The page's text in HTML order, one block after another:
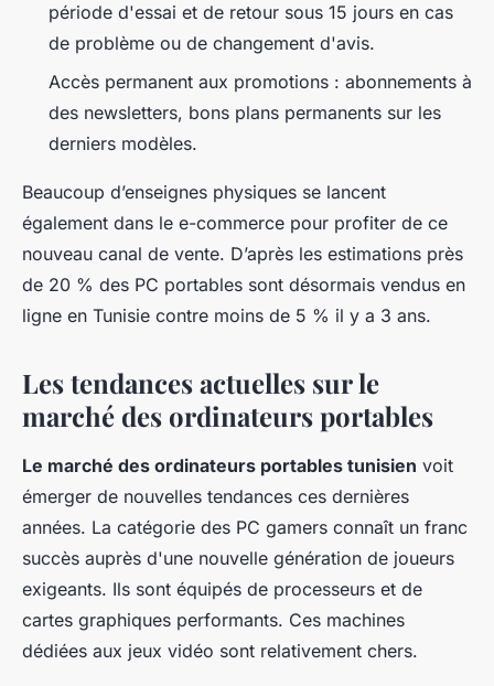
période d'essai et de retour sous 15 jours en cas
de problème ou de changement d'avis.
Accès permanent aux promotions : abonnements à
des newsletters, bons plans permanents sur les
derniers modèles.
Beaucoup d’enseignes physiques se lancent
également dans le e-commerce pour profiter de ce
nouveau canal de vente. D’après les estimations près
de 20 % des PC portables sont désormais vendus en
ligne en Tunisie contre moins de 5 % il y a 3 ans.
Les tendances actuelles sur le
marché des ordinateurs portables
Le marché des ordinateurs portables tunisien voit
émerger de nouvelles tendances ces dernières
années. La catégorie des PC gamers connaît un franc
succès auprès d'une nouvelle génération de joueurs
exigeants. Ils sont équipés de processeurs et de
cartes graphiques performants. Ces machines
dédiées aux jeux vidéo sont relativement chers.